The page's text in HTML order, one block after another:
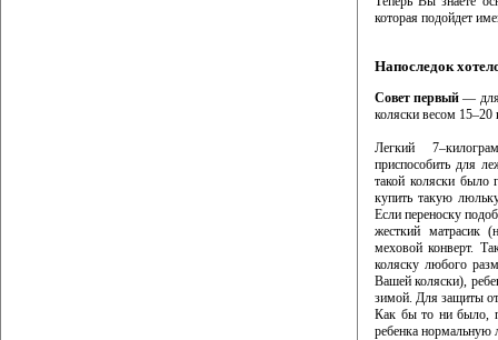
которая подойдет
Напоследок
Совет первый — для
коляски весом 15–20
Легкий
приспособить для
такой коляски было
купить такую
Если переноску
жесткий матрасик
меховой конверт.
коляску любого
Вашей коляски),
зимой. Для защиты
Как бы то ни было,
ребенка нормальную